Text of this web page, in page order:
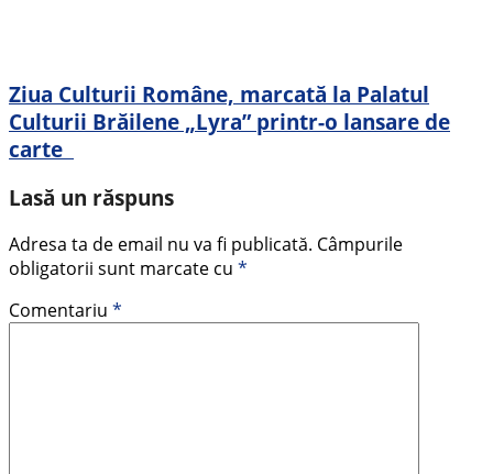
Ziua Culturii Române, marcată la Palatul
Culturii Brăilene „Lyra” printr-o lansare de
carte
Lasă un răspuns
Adresa ta de email nu va fi publicată. Câmpurile
obligatorii sunt marcate cu *
Comentariu *